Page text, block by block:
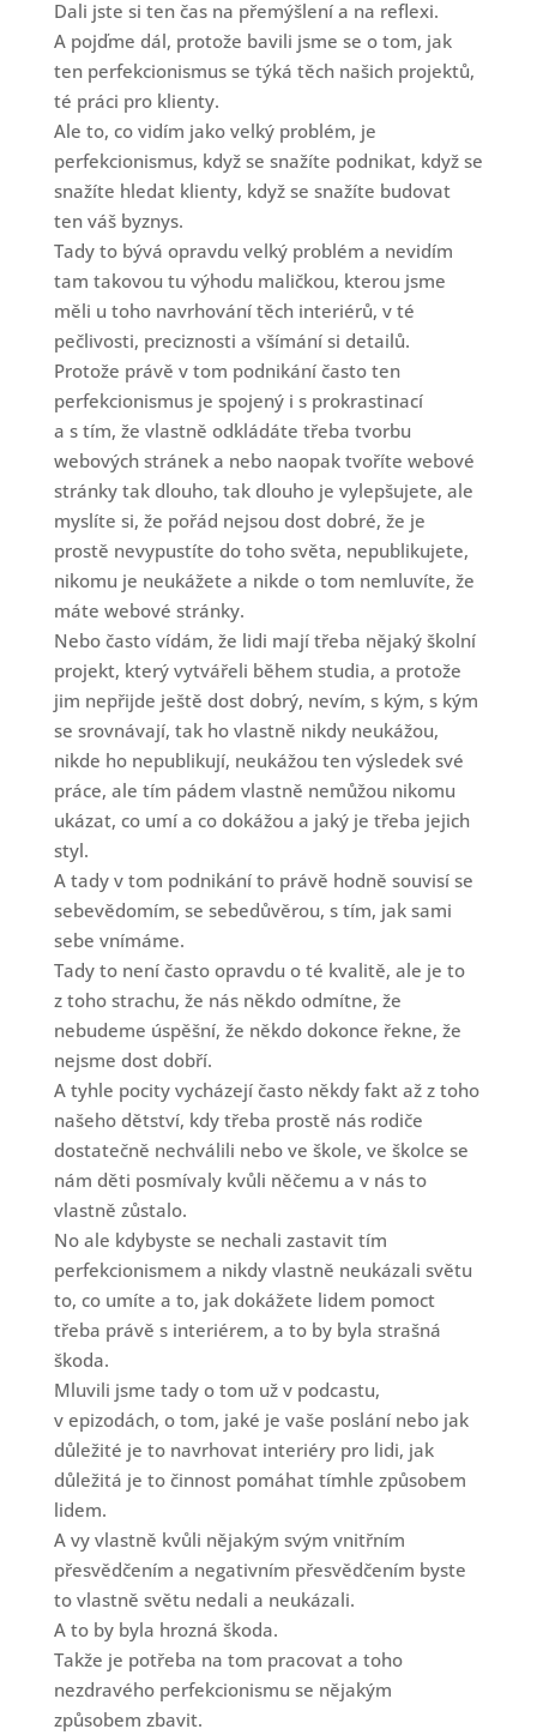
Dali jste si ten čas na přemýšlení a na reflexi.
A pojďme dál, protože bavili jsme se o tom, jak
ten perfekcionismus se týká těch našich projektů,
té práci pro klienty.
Ale to, co vidím jako velký problém, je
perfekcionismus, když se snažíte podnikat, když se
snažíte hledat klienty, když se snažíte budovat
ten váš byznys.
Tady to bývá opravdu velký problém a nevidím
tam takovou tu výhodu maličkou, kterou jsme
měli u toho navrhování těch interiérů, v té
pečlivosti, preciznosti a všímání si detailů.
Protože právě v tom podnikání často ten
perfekcionismus je spojený i s prokrastinací
a s tím, že vlastně odkládáte třeba tvorbu
webových stránek a nebo naopak tvoříte webové
stránky tak dlouho, tak dlouho je vylepšujete, ale
myslíte si, že pořád nejsou dost dobré, že je
prostě nevypustíte do toho světa, nepublikujete,
nikomu je neukážete a nikde o tom nemluvíte, že
máte webové stránky.
Nebo často vídám, že lidi mají třeba nějaký školní
projekt, který vytvářeli během studia, a protože
jim nepřijde ještě dost dobrý, nevím, s kým, s kým
se srovnávají, tak ho vlastně nikdy neukážou,
nikde ho nepublikují, neukážou ten výsledek své
práce, ale tím pádem vlastně nemůžou nikomu
ukázat, co umí a co dokážou a jaký je třeba jejich
styl.
A tady v tom podnikání to právě hodně souvisí se
sebevědomím, se sebedůvěrou, s tím, jak sami
sebe vnímáme.
Tady to není často opravdu o té kvalitě, ale je to
z toho strachu, že nás někdo odmítne, že
nebudeme úspěšní, že někdo dokonce řekne, že
nejsme dost dobří.
A tyhle pocity vycházejí často někdy fakt až z toho
našeho dětství, kdy třeba prostě nás rodiče
dostatečně nechválili nebo ve škole, ve školce se
nám děti posmívaly kvůli něčemu a v nás to
vlastně zůstalo.
No ale kdybyste se nechali zastavit tím
perfekcionismem a nikdy vlastně neukázali světu
to, co umíte a to, jak dokážete lidem pomoct
třeba právě s interiérem, a to by byla strašná
škoda.
Mluvili jsme tady o tom už v podcastu,
v epizodách, o tom, jaké je vaše poslání nebo jak
důležité je to navrhovat interiéry pro lidi, jak
důležitá je to činnost pomáhat tímhle způsobem
lidem.
A vy vlastně kvůli nějakým svým vnitřním
přesvědčením a negativním přesvědčením byste
to vlastně světu nedali a neukázali.
A to by byla hrozná škoda.
Takže je potřeba na tom pracovat a toho
nezdravého perfekcionismu se nějakým
způsobem zbavit.